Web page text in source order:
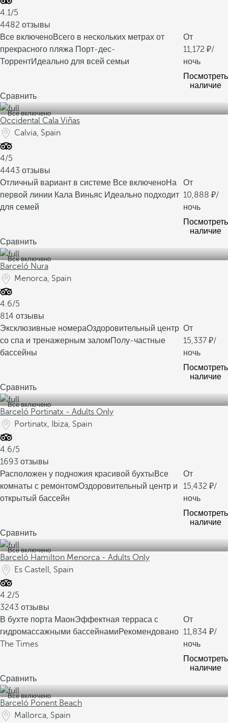
4.1/5
4482 отзывы
Все включеноВсего в нескольких метрах от
прекрасного пляжа Порт-дес-
ТоррентИдеально для всей семьи
От
11,172
/
ночь
Посмотреть
наличие
Сравнить
Все включено
Occidental Cala Viñas
Calvia, Spain
4/5
4443 отзывы
Отличный вариант в системе Все включеноНа
первой линии Кала Виньяс Идеально подходит
для семей
От
10,888
/
ночь
Посмотреть
наличие
Сравнить
Все включено
Barceló Nura
Menorca, Spain
4.6/5
814 отзывы
Эксклюзивные номераОздоровительный центр
со спа и тренажерным заломПолу-частные
бассейны
От
15,337
/
ночь
Посмотреть
наличие
Сравнить
Все включено
Barceló Portinatx - Adults Only
Portinatx, Ibiza, Spain
4.6/5
1693 отзывы
Расположен у подножия красивой бухтыВсе
комнаты с ремонтомОздоровительный центр и
открытый бассейн
От
15,432
/
ночь
Посмотреть
наличие
Сравнить
Все включено
Barceló Hamilton Menorca - Adults Only
Es Castell, Spain
4.2/5
3243 отзывы
В бухте порта МаонЭффектная терраса с
гидромассажными бассейнамиРекомендовано
The Times
От
11,834
/
ночь
Посмотреть
наличие
Сравнить
Все включено
Barceló Ponent Beach
Mallorca, Spain